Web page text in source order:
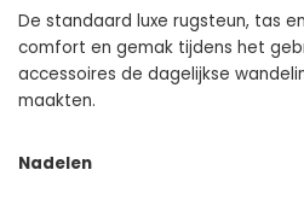
De standaard luxe rugsteun, tas
comfort en gemak tijdens het
accessoires de dagelijkse
maakten.
Nadelen